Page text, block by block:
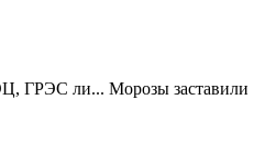
ГРЭС ли... Морозы заставили